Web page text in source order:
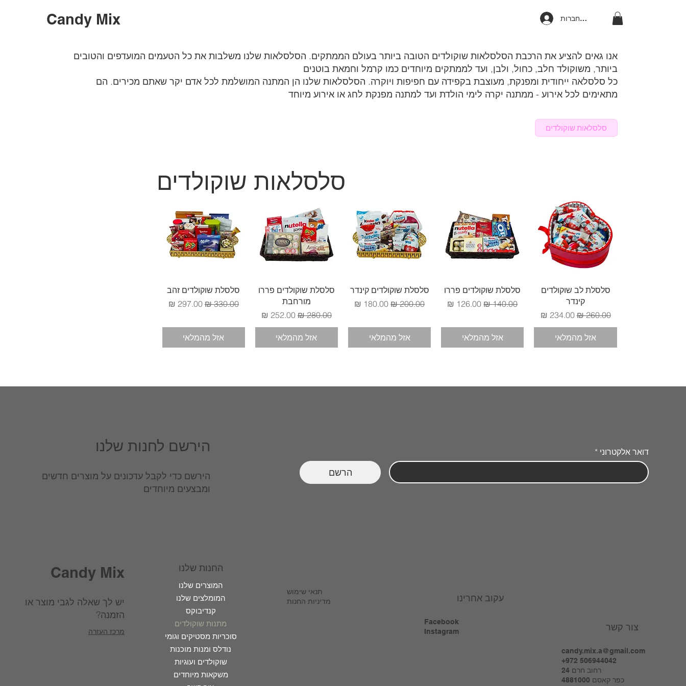
להתחברות Candy Mix
אנו גאים להציע את הרכבת הסלסלאות שוקולדים הטובה ביותר בעולם הממתקים. הסלסלאות שלנו משלבות את כל הטעמים המועדפים והטובים
ביותר, משוקולד חלב, כחול, ולבן, ועד לממתקים מיוחדים כמו קרמל וחמאת בוטנים
כל סלסלאה ייחודית ומפנקת, מעוצבת בקפידה עם חפיפות ויוקרה. הסלסלאות שלנו הן המתנה המושלמת לכל אדם יקר שאתם מכירים. הם
מתאימים לכל אירוע - ממתנה יקרה לימי הולדת ועד למתנה מפנקת לחג או אירוע מיוחד
​סלסלאות שוקולדים
סלסלאות שוקולדים
תצוגה מהירה
סלסלת לב שוקולדים
קינדר
מחיר רגיל‏260.00 ‏₪ מחיר מבצע‏234.00 ‏₪
אזל מהמלאי
תצוגה מהירה
סלסלת שוקולדים פררו
מחיר רגיל‏140.00 ‏₪ מחיר מבצע
אזל מהמלאי
תצוגה מהירה
סלסלת שוקולדים קינדר
מחיר רגיל מחיר מבצע
אזל מהמלאי
תצוגה מהירה
סלסלת שוקולדים פררו
מורחבת
מחיר רגיל‏280.00 ‏₪ מחיר מבצע‏252.00 ‏₪
אזל מהמלאי
תצוגה מהירה
סלסלת שוקולדים זהב
מחיר רגיל‏330.00 ‏₪ מחיר מבצע‏297.00 ‏₪
אזל מהמלאי
הירשם כדי לקבל עדכונים על מוצרים חדשים
ומבצעים מיוחדים
הירשם לחנות שלנו
מרכז העזרה
יש לך שאלה לגבי מוצר או
הזמנה?
Candy Mix
דואר אלקטרוני *
הרשם
תנאי שימוש
מדיניות החנות
candy.mix.a@gmail.com
+972 506944042
רחוב חרם 24
כפר קאסם 4881000
צור קשר
המוצרים שלנו
המומלצים שלנו
קנדיבוקס
מתנות שוקולדים
סוכריות מסטיקים וגומי
נודלס ומנות מוכנות
שוקולדים ועוגיות
משקאות מיוחדים
החנות שלנו
Facebook
Instagram
עקוב אחרינו